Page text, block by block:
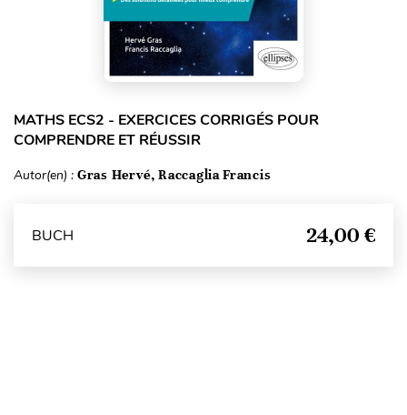
MATHS ECS2 - EXERCICES CORRIGÉS POUR
COMPRENDRE ET RÉUSSIR
Autor(en) : Gras Hervé, Raccaglia Francis
BUCH 24,00 €